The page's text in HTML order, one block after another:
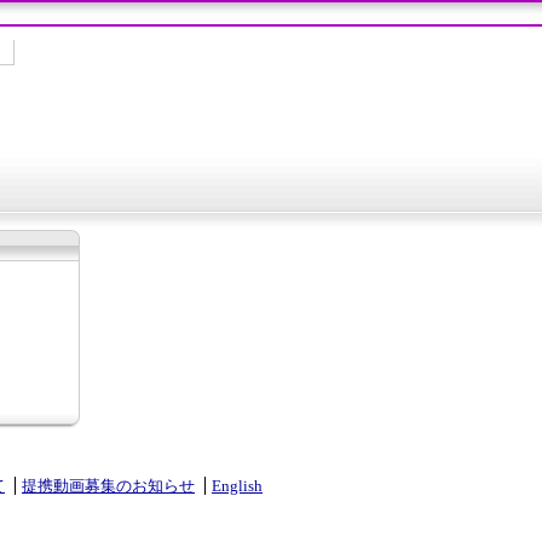
提携動画募集のお知らせ English